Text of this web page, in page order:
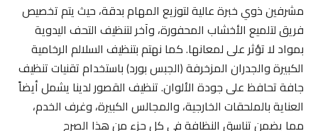
مشرفين ذوي خبرة عالية لتوزيع المهام بدقة، حيث يتم تخصيص
فريق لتلميع الأخشاب المحفورة، وآخر لتنظيف التحف اليدوية
بمواد لا تؤثر على لمعانها. كما نهتم بتنظيف السلالم الرخامية
الكبيرة والجدران المزخرفة (الجبس بورد) باستخدام تقنيات تنظيف
جافة تحافظ على جودة الألوان. تنظيف القصور لدينا يشمل أيضاً
العناية بالملحقات الخارجية، والمجالس الكبيرة، وغرف الخدم،
مما يضمن تناسق النظافة في كل جزء من هذا الصرح